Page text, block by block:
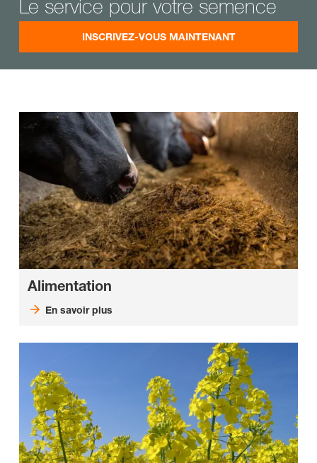
Le service pour votre semence
INSCRIVEZ-VOUS MAINTENANT
Alimentation
En savoir plus